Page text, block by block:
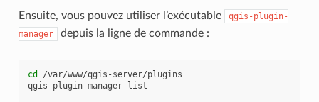
Ensuite, vous pouvez utiliser l’exécutable
qgis-plugin-
manager
depuis la ligne de commande :
cd
/var/www/qgis-server/plugins
qgis-plugin-manager list